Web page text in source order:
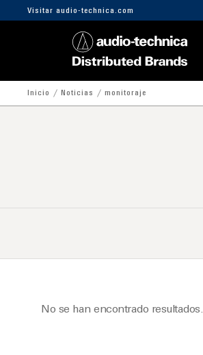
Visitar audio-technica.com
Inicio Noticias monitoraje
No se han encontrado resultados.